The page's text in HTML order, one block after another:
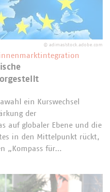
© adimas/stock.adobe.com
ein Kurswechsel
der
auf globaler Ebene und die
in den Mittelpunkt rückt,
„Kompass für…